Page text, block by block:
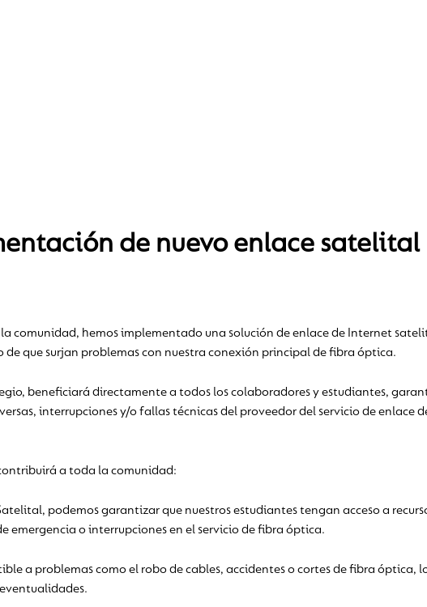
de nuevo enlace satelital
comunidad, hemos implementado una solución de enlace de Internet
que surjan problemas con nuestra conexión principal de fibra óptica.
beneficiará directamente a todos los colaboradores y estudiantes,
interrupciones y/o fallas técnicas del proveedor del servicio de enlace
a toda la comunidad:
podemos garantizar que nuestros estudiantes tengan acceso a
emergencia o interrupciones en el servicio de fibra óptica.
a problemas como el robo de cables, accidentes o cortes de fibra óptica,